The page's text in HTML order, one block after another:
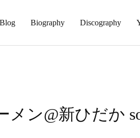
Blog Biography Discography
ン@新ひだか